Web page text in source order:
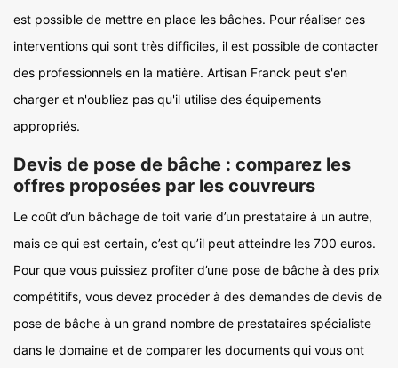
est possible de mettre en place les bâches. Pour réaliser ces
interventions qui sont très difficiles, il est possible de contacter
des professionnels en la matière. Artisan Franck peut s'en
charger et n'oubliez pas qu'il utilise des équipements
appropriés.
Devis de pose de bâche : comparez les
offres proposées par les couvreurs
Le coût d’un bâchage de toit varie d’un prestataire à un autre,
mais ce qui est certain, c’est qu’il peut atteindre les 700 euros.
Pour que vous puissiez profiter d’une pose de bâche à des prix
compétitifs, vous devez procéder à des demandes de devis de
pose de bâche à un grand nombre de prestataires spécialiste
dans le domaine et de comparer les documents qui vous ont